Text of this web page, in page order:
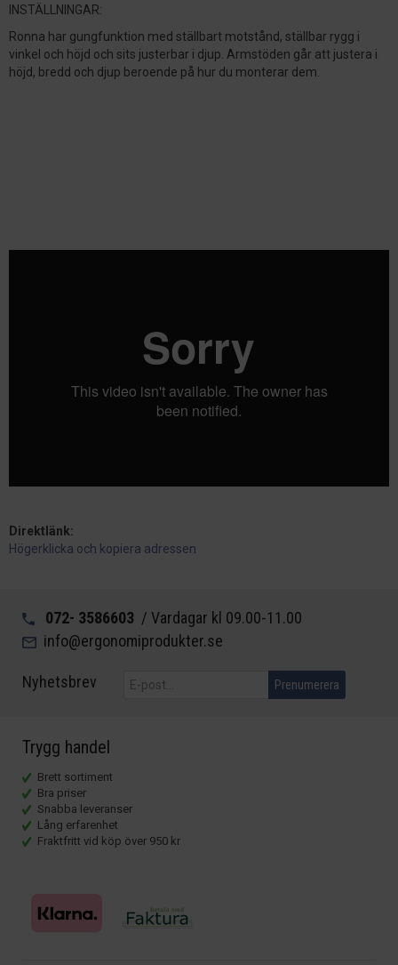
INSTÄLLNINGAR:
Ronna har gungfunktion med ställbart motstånd, ställbar rygg i
vinkel och höjd och sits justerbar i djup. Armstöden går att justera i
höjd, bredd och djup beroende på hur du monterar dem.
Direktlänk:
Högerklicka och kopiera adressen
072- 3586603 / Vardagar kl 09.00-11.00
info@ergonomiprodukter.se
Nyhetsbrev Prenumerera
Trygg handel
Brett sortiment
Bra priser
Snabba leveranser
Lång erfarenhet
Fraktfritt vid köp över 950 kr